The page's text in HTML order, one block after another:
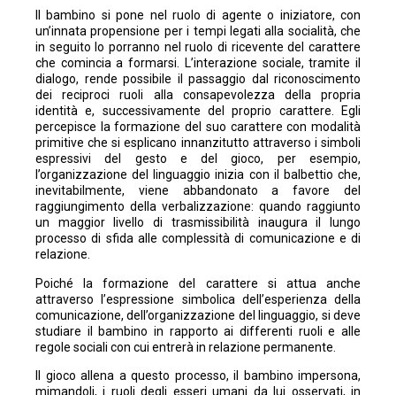
Il bambino si pone nel ruolo di agente o iniziatore, con
un’innata propensione per i tempi legati alla socialità, che
in seguito lo porranno nel ruolo di ricevente del carattere
che comincia a formarsi. L’interazione sociale, tramite il
dialogo, rende possibile il passaggio dal riconoscimento
dei reciproci ruoli alla consapevolezza della propria
identità e, successivamente del proprio carattere. Egli
percepisce la formazione del suo carattere con modalità
primitive che si esplicano innanzitutto attraverso i simboli
espressivi del gesto e del gioco, per esempio,
l’organizzazione del linguaggio inizia con il balbettio che,
inevitabilmente, viene abbandonato a favore del
raggiungimento della verbalizzazione: quando raggiunto
un maggior livello di trasmissibilità inaugura il lungo
processo di sfida alle complessità di comunicazione e di
relazione.
Poiché la formazione del carattere si attua anche
attraverso l’espressione simbolica dell’esperienza della
comunicazione, dell’organizzazione del linguaggio, si deve
studiare il bambino in rapporto ai differenti ruoli e alle
regole sociali con cui entrerà in relazione permanente.
Il gioco allena a questo processo, il bambino impersona,
mimandoli, i ruoli degli esseri umani da lui osservati, in